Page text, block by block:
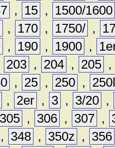
, 15 ,
1500/1600
, 170 , 1750/ ,
, 190 , 1900 ,
203 , 204 , 205 ,
, 25 , 250 ,
, 2er , 3 , 3/20 ,
305 , 306 , 307 ,
, 348 , 350z ,
356